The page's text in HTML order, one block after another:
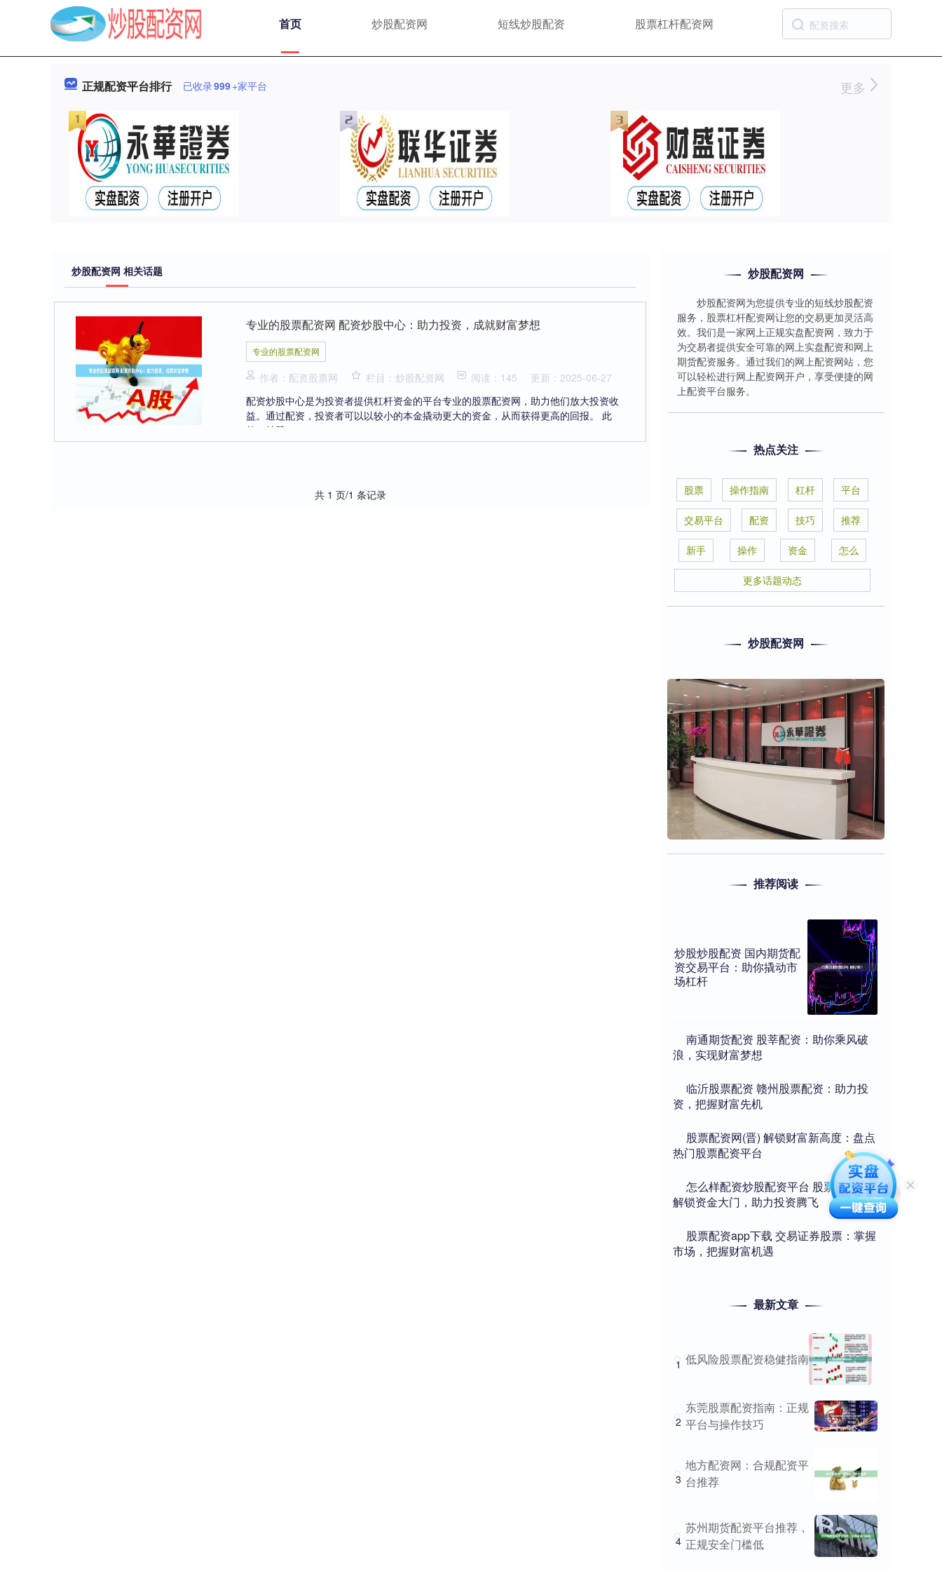
首页 炒股配资网 短线炒股配资 股票杠杆配资网
正规配资平台排行 已收录999+家平台 更多
炒股配资网 相关话题
专业的股票配资网 配资炒股中心：助力投资，成就财富梦想
专业的股票配资网
作者：配资股票网 栏目：炒股配资网 阅读：145
更新：2025-06-27
配资炒股中心是为投资者提供杠杆资金的平台专业的股票配资网，助力他们放大投资收
益。通过配资，投资者可以以较小的本金撬动更大的资金，从而获得更高的回报。 此
外，炒股....
共 1 页/1 条记录
炒股配资网
炒股配资网为您提供专业的短线炒股配资
服务，股票杠杆配资网让您的交易更加灵活高
效。我们是一家网上正规实盘配资网，致力于
为交易者提供安全可靠的网上实盘配资和网上
期货配资服务。通过我们的网上配资网站，您
可以轻松进行网上配资网开户，享受便捷的网
上配资平台服务。
热点关注
股票 操作指南 杠杆 平台
交易平台 配资 技巧 推荐
新手 操作 资金 怎么
更多话题动态
炒股配资网
推荐阅读
炒股炒股配资 国内期货配
资交易平台：助你撬动市
场杠杆
​南通期货配资 股莘配资：助你乘风破
浪，实现财富梦想
​临沂股票配资 赣州股票配资：助力投
资，把握财富先机
​股票配资网(晋) 解锁财富新高度：盘点
热门股票配资平台
​怎么样配资炒股配资平台 股票配资：
解锁资金大门，助力投资腾飞
​股票配资app下载 交易证券股票：掌握
市场，把握财富机遇
最新文章
1 低风险股票配资稳健指南
2
东莞股票配资指南：正规
平台与操作技巧
3
地方配资网：合规配资平
台推荐
4
苏州期货配资平台推荐，
正规安全门槛低